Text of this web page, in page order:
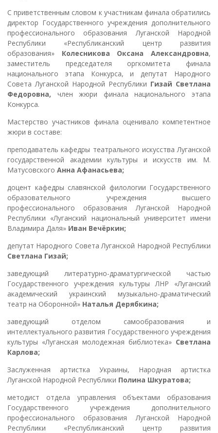
С приветственным словом к участникам финала обратились
директор Государственного учреждения дополнительного
профессионального образования Луганской Народной
Республики «Республиканский центр развития
образования» Колесникова Оксана Александровна,
заместитель председателя оргкомитета финала
национального этапа Конкурса, и депутат Народного
Совета Луганской Народной Республики Гизай Светлана
Федоровна, член жюри финала национального этапа
Конкурса.
Мастерство участников финала оценивало компетентное
жюри в составе:
преподаватель кафедры театрального искусства Луганской
государственной академии культуры и искусств им. М.
Матусовского Анна Афанасьева;
доцент кафедры славянской филологии Государственного
образовательного учреждения высшего
профессионального образования Луганской Народной
Республики «Луганский национальный университет имени
Владимира Даля» Иван Вечёркин;
депутат Народного Совета Луганской Народной Республики
Светлана Гизай;
заведующий литературно-драматургической частью
Государственного учреждения культуры ЛНР «Луганский
академический украинский музыкально-драматический
театр на Оборонной» Наталья Дерябкина;
заведующий отделом самообразования и
интеллектуального развития Государственного учреждения
культуры «Луганская молодежная библиотека» Светлана
Карлова;
Заслуженная артистка Украины, Народная артистка
Луганской Народной Республики Полина Шкуратова;
методист отдела управления объектами образования
Государственного учреждения дополнительного
профессионального образования Луганской Народной
Республики «Республиканский центр развития